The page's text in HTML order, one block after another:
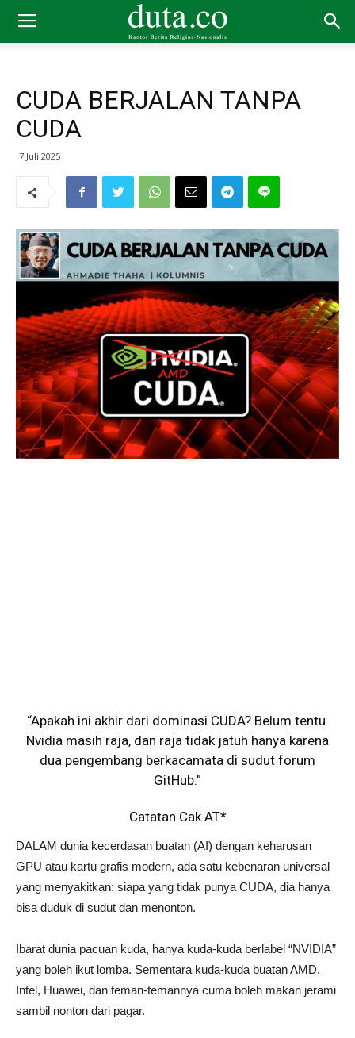
CUDA BERJALAN TANPA
CUDA
7 Juli 2025
“Apakah ini akhir dari dominasi CUDA? Belum tentu.
Nvidia masih raja, dan raja tidak jatuh hanya karena
dua pengembang berkacamata di sudut forum
GitHub.”
Catatan Cak AT*
DALAM dunia kecerdasan buatan (AI) dengan keharusan
GPU atau kartu grafis modern, ada satu kebenaran universal
yang menyakitkan: siapa yang tidak punya CUDA, dia hanya
bisa duduk di sudut dan menonton.
Ibarat dunia pacuan kuda, hanya kuda-kuda berlabel “NVIDIA”
yang boleh ikut lomba. Sementara kuda-kuda buatan AMD,
Intel, Huawei, dan teman-temannya cuma boleh makan jerami
sambil nonton dari pagar.